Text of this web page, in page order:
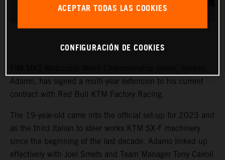
Adamo, has signed a multi-year extension to his current
contract with Red Bull KTM Factory Racing.
The 19-year-old came into the official set-up for 2023 and
as the third Italian to steer works KTM SX-F machinery
since the beginning of the last decade. Adamo linked up
effectively with Joel Smets and Team Manager Tony Cairoli
ACEPTAR TODAS LAS COOKIES
CONFIGURACIÓN DE COOKIES